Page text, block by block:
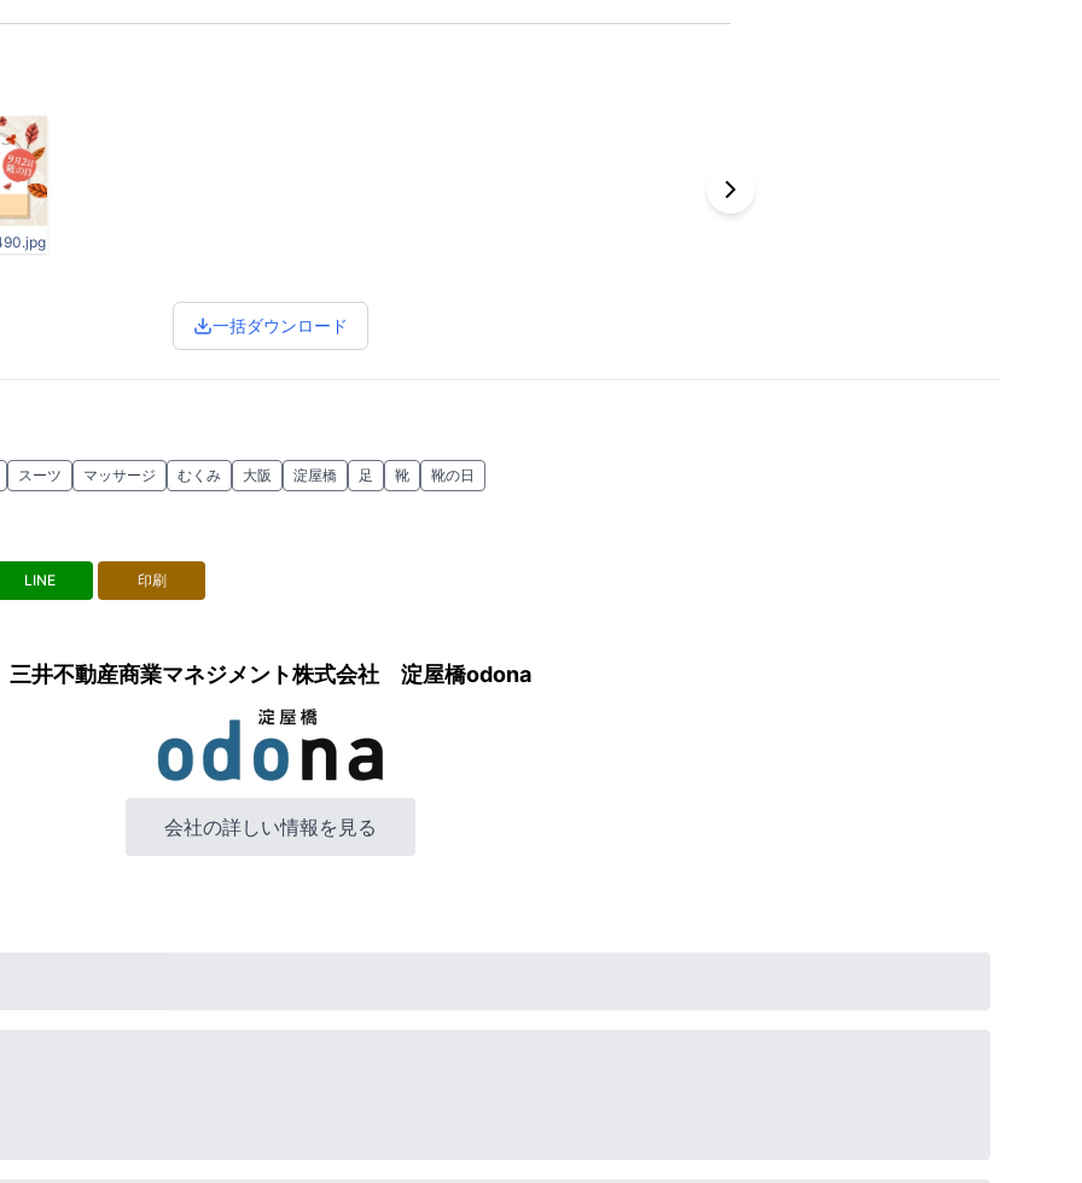
一括ダウンロード
スーツ マッサージ むくみ 大阪 淀屋橋 足 靴 靴の日
LINE 印刷
三井不動産商業マネジメント株式会社 淀屋橋odona
会社の詳しい情報を見る